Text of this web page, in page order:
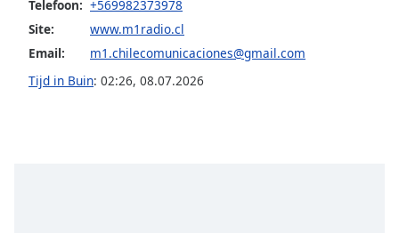
Opacity
Caption
Telefoon: +569982373978
Site:
www.m1radio.cl
Email:
m1.chilecomunicaciones@gmail.com
Tijd in Buin: 02:26, 08.07.2026